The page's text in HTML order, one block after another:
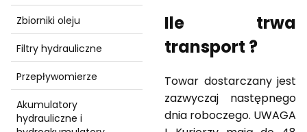
Zbiorniki oleju
Filtry hydrauliczne
Przepływomierze
Akumulatory
hydrauliczne i
Ile trwa
transport ?
Towar dostarczany jest
zazwyczaj następnego
dnia roboczego. UWAGA